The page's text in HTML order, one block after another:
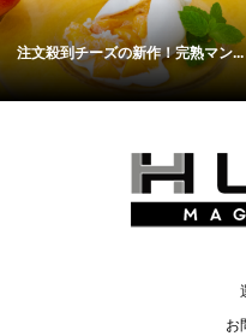
注文殺到チーズの新作！完熟マン...
お